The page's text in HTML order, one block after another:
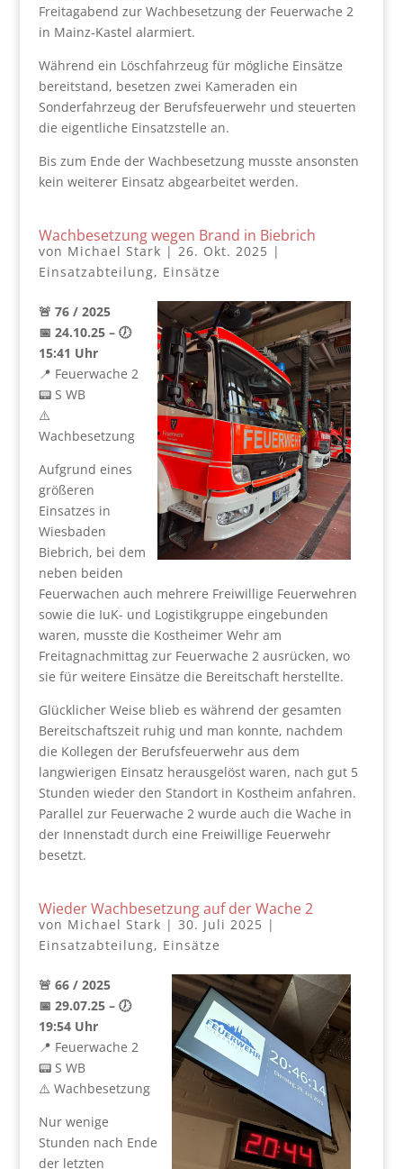
Freitagabend zur Wachbesetzung der Feuerwache 2
in Mainz-Kastel alarmiert.
Während ein Löschfahrzeug für mögliche Einsätze
bereitstand, besetzen zwei Kameraden ein
Sonderfahrzeug der Berufsfeuerwehr und steuerten
die eigentliche Einsatzstelle an.
Bis zum Ende der Wachbesetzung musste ansonsten
kein weiterer Einsatz abgearbeitet werden.
Wachbesetzung wegen Brand in Biebrich
von Michael Stark | 26. Okt. 2025 |
Einsatzabteilung, Einsätze
🚨 76 / 2025
📅 24.10.25 – 🕖
15:41 Uhr
📍 Feuerwache 2
📟 S WB
⚠️
Wachbesetzung
Aufgrund eines
größeren
Einsatzes in
Wiesbaden
Biebrich, bei dem
neben beiden
Feuerwachen auch mehrere Freiwillige Feuerwehren
sowie die IuK- und Logistikgruppe eingebunden
waren, musste die Kostheimer Wehr am
Freitagnachmittag zur Feuerwache 2 ausrücken, wo
sie für weitere Einsätze die Bereitschaft herstellte.
Glücklicher Weise blieb es während der gesamten
Bereitschaftszeit ruhig und man konnte, nachdem
die Kollegen der Berufsfeuerwehr aus dem
langwierigen Einsatz herausgelöst waren, nach gut 5
Stunden wieder den Standort in Kostheim anfahren.
Parallel zur Feuerwache 2 wurde auch die Wache in
der Innenstadt durch eine Freiwillige Feuerwehr
besetzt.
Wieder Wachbesetzung auf der Wache 2
von Michael Stark | 30. Juli 2025 |
Einsatzabteilung, Einsätze
🚨 66 / 2025
📅 29.07.25 – 🕖
19:54 Uhr
📍 Feuerwache 2
📟 S WB
⚠️ Wachbesetzung
Nur wenige
Stunden nach Ende
der letzten